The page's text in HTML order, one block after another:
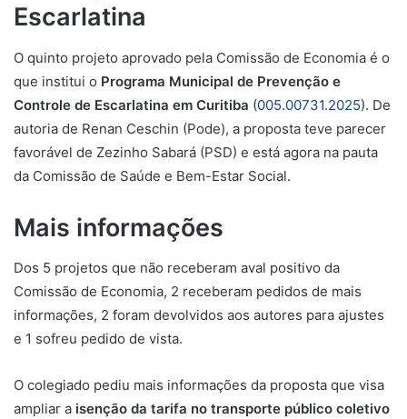
Escarlatina
O quinto projeto aprovado pela Comissão de Economia é o
que institui o Programa Municipal de Prevenção e
Controle de Escarlatina em Curitiba (005.00731.2025). De
autoria de Renan Ceschin (Pode), a proposta teve parecer
favorável de Zezinho Sabará (PSD) e está agora na pauta
da Comissão de Saúde e Bem-Estar Social.
Mais informações
Dos 5 projetos que não receberam aval positivo da
Comissão de Economia, 2 receberam pedidos de mais
informações, 2 foram devolvidos aos autores para ajustes
e 1 sofreu pedido de vista.
O colegiado pediu mais informações da proposta que visa
ampliar a isenção da tarifa no transporte público coletivo